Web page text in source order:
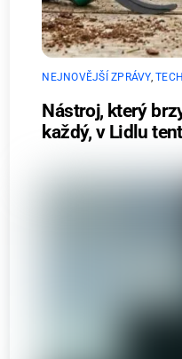
NEJNOVĚJŠÍ ZPRÁVY,
Nástroj, který
každý, v Lidlu